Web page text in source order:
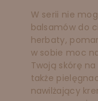
W serii nie
balsamów do
herbaty,
w sobie moc
Twoją skórę
także
nawilżający